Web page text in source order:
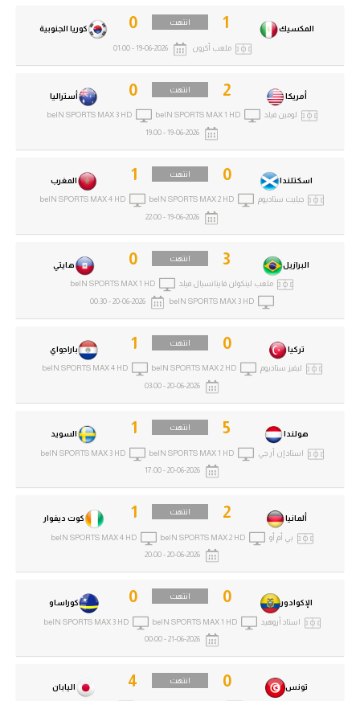
تونس 0 انتهت
اليابان 4
الإكوادور 0 انتهت
كوراساو 0
استاد أروهيد beIN SPORTS MAX 1 HD
beIN SPORTS MAX 3 HD
21-06-2026 - 00:00
ألمانيا 2 انتهت
كوت ديفوار 1
بي أم أو beIN SPORTS MAX 2 HD
beIN SPORTS MAX 4 HD
20-06-2026 - 20:00
هولندا 5 انتهت
السويد 1
استاد إن أر جي beIN SPORTS MAX 1 HD
beIN SPORTS MAX 3 HD
20-06-2026 - 17:00
تركيا 0 انتهت
باراجواي 1
ليفيز ستاديوم beIN SPORTS MAX 2 HD
beIN SPORTS MAX 4 HD
20-06-2026 - 03:00
البرازيل 3 انتهت
هايتي 0
ملعب لينكولن فاينانسيال فيلد
beIN SPORTS MAX 1 HD
beIN SPORTS MAX 3 HD
20-06-2026 - 00:30
اسكتلندا 0 انتهت
المغرب 1
جيليت ستاديوم beIN SPORTS MAX 2 HD
beIN SPORTS MAX 4 HD
19-06-2026 - 22:00
أمريكا 2 انتهت
أستراليا 0
لومين فيلد beIN SPORTS MAX 1 HD
beIN SPORTS MAX 3 HD
19-06-2026 - 19:00
المكسيك 1 انتهت
كوريا الجنوبية 0
ملعب أكرون 19-06-2026 - 01:00